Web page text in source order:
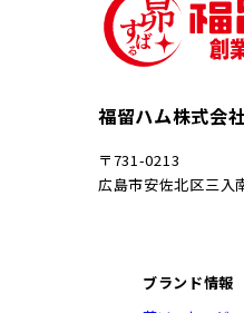
福留ハム株式会
〒731-0213
広島市安佐北区三入
ブランド情報